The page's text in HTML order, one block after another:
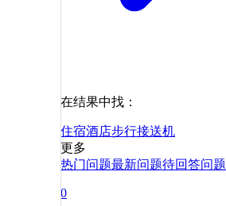
在结果中找：
住宿酒店步行接送机
更多
热门问题最新问题待回答问题
0